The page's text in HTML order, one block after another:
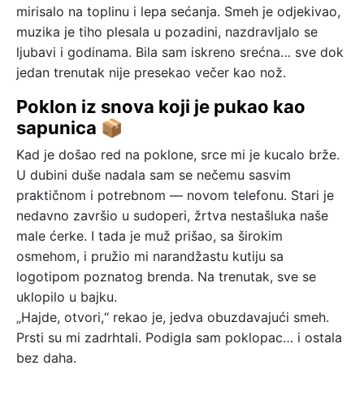
mirisalo na toplinu i lepa sećanja. Smeh je odjekivao,
muzika je tiho plesala u pozadini, nazdravljalo se
ljubavi i godinama. Bila sam iskreno srećna… sve dok
jedan trenutak nije presekao večer kao nož.
Poklon iz snova koji je pukao kao
sapunica 📦
Kad je došao red na poklone, srce mi je kucalo brže.
U dubini duše nadala sam se nečemu sasvim
praktičnom i potrebnom — novom telefonu. Stari je
nedavno završio u sudoperi, žrtva nestašluka naše
male ćerke. I tada je muž prišao, sa širokim
osmehom, i pružio mi narandžastu kutiju sa
logotipom poznatog brenda. Na trenutak, sve se
uklopilo u bajku.
„Hajde, otvori,“ rekao je, jedva obuzdavajući smeh.
Prsti su mi zadrhtali. Podigla sam poklopac… i ostala
bez daha.